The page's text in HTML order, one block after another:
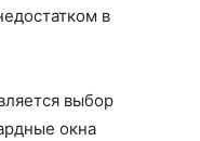
в
выбор
окна